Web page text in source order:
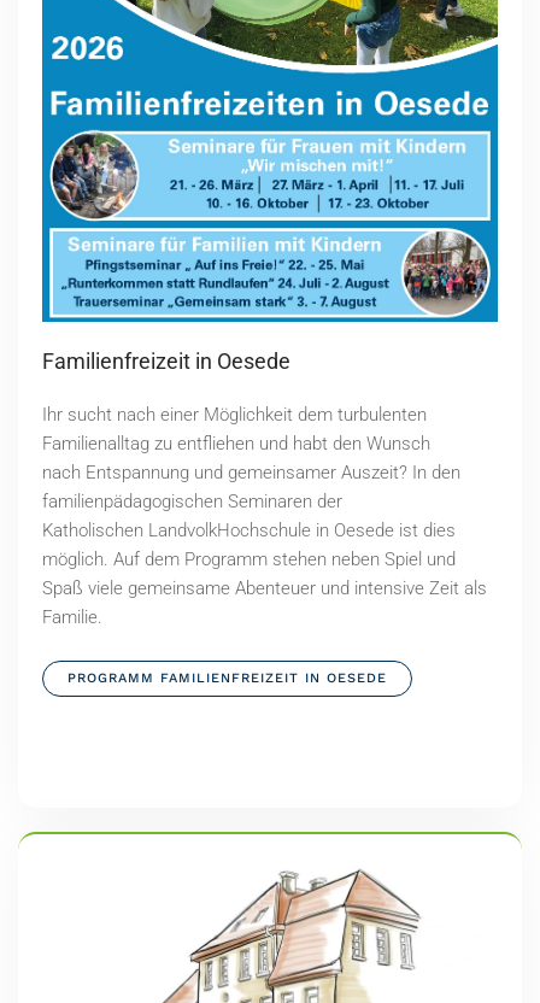
Familienfreizeit in Oesede
Ihr sucht nach einer Möglichkeit dem turbulenten
Familienalltag zu entfliehen und habt den Wunsch
nach Entspannung und gemeinsamer Auszeit? In den
familienpädagogischen Seminaren der
Katholischen LandvolkHochschule in Oesede ist dies
möglich. Auf dem Programm stehen neben Spiel und
Spaß viele gemeinsame Abenteuer und intensive Zeit als
Familie.
PROGRAMM FAMILIENFREIZEIT IN OESEDE